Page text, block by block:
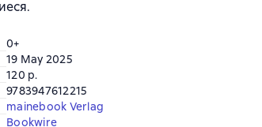
0+
19 May 2025
120 p.
9783947612215
mainebook Verlag
Bookwire